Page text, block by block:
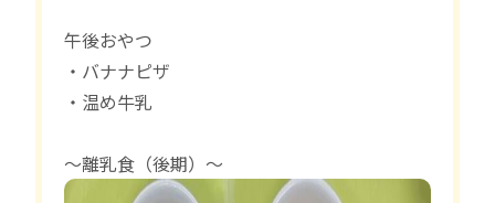
午後おやつ
・バナナピザ
・温め牛乳
〜離乳食（後期）〜